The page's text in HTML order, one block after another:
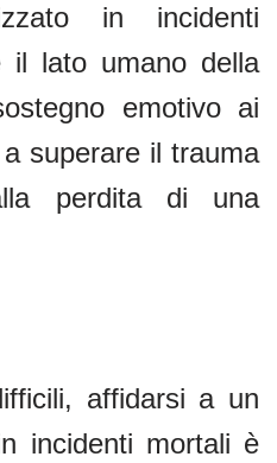
in incidenti
il lato umano della
emotivo ai
superare il trauma
perdita di una
affidarsi a un
incidenti mortali è